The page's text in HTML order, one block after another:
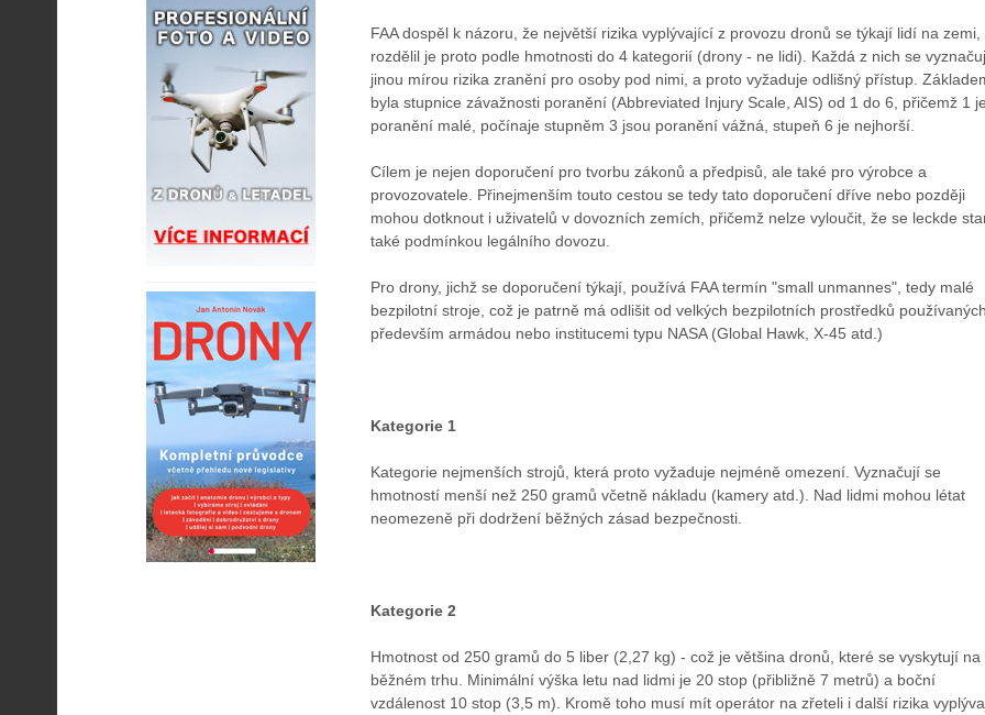
FAA dospěl k názoru, že největší rizika vyplývající z provozu dronů se týkají lidí na zemi,
rozdělil je proto podle hmotnosti do 4 kategorií (drony - ne lidi). Každá z nich se
jinou mírou rizika zranění pro osoby pod nimi, a proto vyžaduje odlišný přístup.
byla stupnice závažnosti poranění (Abbreviated Injury Scale, AIS) od 1 do 6, přičemž 1
poranění malé, počínaje stupněm 3 jsou poranění vážná, stupeň 6 je nejhorší.
Cílem je nejen doporučení pro tvorbu zákonů a předpisů, ale také pro výrobce a
provozovatele. Přinejmenším touto cestou se tedy tato doporučení dříve nebo později
mohou dotknout i uživatelů v dovozních zemích, přičemž nelze vyloučit, že se leckde
také podmínkou legálního dovozu.
Pro drony, jichž se doporučení týkají, používá FAA termín "small unmannes", tedy malé
bezpilotní stroje, což je patrně má odlišit od velkých bezpilotních prostředků
především armádou nebo institucemi typu NASA (Global Hawk, X-45 atd.)
Kategorie 1
Kategorie nejmenších strojů, která proto vyžaduje nejméně omezení. Vyznačují se
hmotností menší než 250 gramů včetně nákladu (kamery atd.). Nad lidmi mohou létat
neomezeně při dodržení běžných zásad bezpečnosti.
Kategorie 2
Hmotnost od 250 gramů do 5 liber (2,27 kg) - což je většina dronů, které se vyskytují na
běžném trhu. Minimální výška letu nad lidmi je 20 stop (přibližně 7 metrů) a boční
vzdálenost 10 stop (3,5 m). Kromě toho musí mít operátor na zřeteli i další rizika